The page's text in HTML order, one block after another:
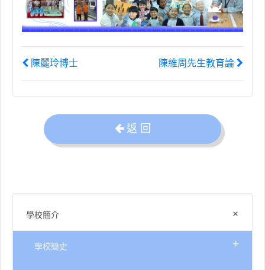
學校簡介 +
學校簡史 +
陳麗玲博士 陳維周先生教育論
返 回